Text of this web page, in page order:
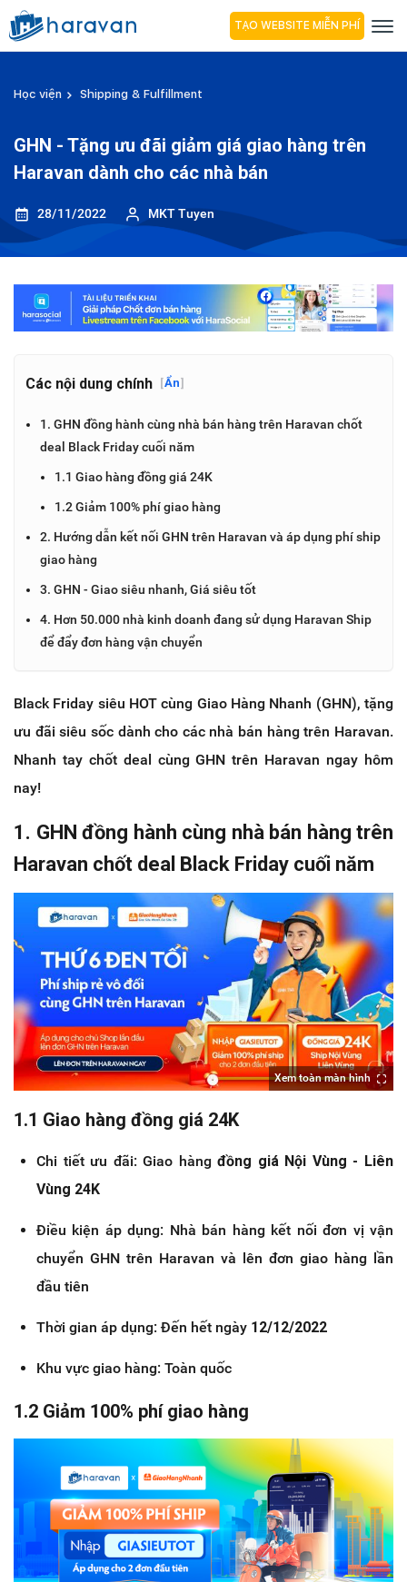
TẠO WEBSITE MIỄN PHÍ
Học viện Shipping & Fulfillment
GHN - Tặng ưu đãi giảm giá giao hàng trên
Haravan dành cho các nhà bán
28/11/2022 MKT Tuyen
Các nội dung chính [Ẩn]
1. GHN đồng hành cùng nhà bán hàng trên Haravan chốt
deal Black Friday cuối năm
1.1 Giao hàng đồng giá 24K
1.2 Giảm 100% phí giao hàng
2. Hướng dẫn kết nối GHN trên Haravan và áp dụng phí ship
giao hàng
3. GHN - Giao siêu nhanh, Giá siêu tốt
4. Hơn 50.000 nhà kinh doanh đang sử dụng Haravan Ship
để đẩy đơn hàng vận chuyển
Black Friday siêu HOT cùng Giao Hàng Nhanh (GHN), tặng
ưu đãi siêu sốc dành cho các nhà bán hàng trên Haravan.
Nhanh tay chốt deal cùng GHN trên Haravan ngay hôm
nay!
1. GHN đồng hành cùng nhà bán hàng trên
Haravan chốt deal Black Friday cuối năm
Xem toàn màn hình
1.1 Giao hàng đồng giá 24K
Chi tiết ưu đãi: Giao hàngđồng giá Nội Vùng - Liên
Vùng 24K
Điều kiện áp dụng: Nhà bán hàng kết nối đơn vị vận
chuyển GHN trên Haravan và lên đơn giao hàng lần
đầu tiên
Thời gian áp dụng: Đến hết ngày 12/12/2022
Khu vực giao hàng: Toàn quốc
1.2 Giảm 100% phí giao hàng